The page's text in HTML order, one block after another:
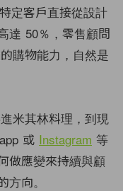
定客戶直接從設計
達 50％，零售顧問
購物能力，自然是
米其林料理，到現
或 Instagram 等
做應變來持續與顧
向。